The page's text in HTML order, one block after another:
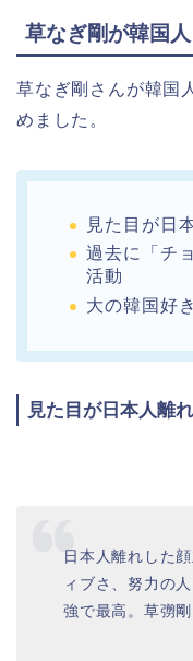
草なぎ剛が韓国
草なぎ剛さんが韓国
めました。
見た目が日
過去に「チ
活動
大の韓国好き
見た目が日本人離
日本人離れした
ィブさ、努力の
強で最高。草彅剛